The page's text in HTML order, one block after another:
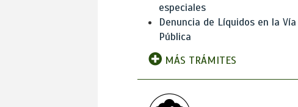
especiales
Denuncia de Líquidos en la Vía
Pública
MÁS TRÁMITES